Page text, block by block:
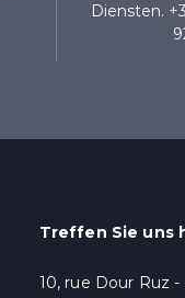
Diensten.
Treffen Sie uns
10, rue Dour Ruz -